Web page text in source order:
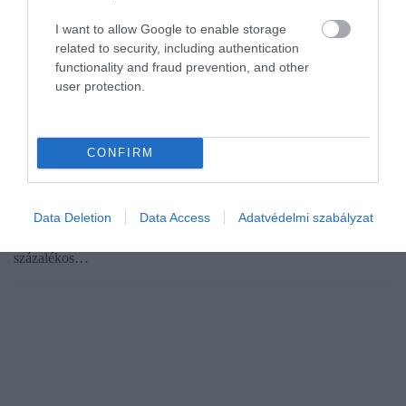
I want to allow Google to enable storage
related to security, including authentication
functionality and fraud prevention, and other
user protection.
CONFIRM
Data Deletion Data Access Adatvédelmi szabályzat
MEZŐGAZDASÁG
fogy a legtöbb a nyáron
több mint kétszer annyi új gépet vásároltak a gazdák, mint egy
százalékos…